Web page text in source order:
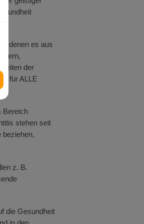
denen es aus
der
für ALLE
Bereich
stehen seit
beziehen,
z. B.
die Gesundheit